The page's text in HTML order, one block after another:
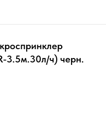
3.5м.30л/ч) черн.